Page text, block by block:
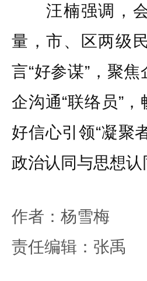
汪楠强调，会
量，市、区两级
言“好参谋”，聚
企沟通“联络员”
好信心引领“凝聚
政治认同与思想认
作者：杨雪梅
责任编辑：张禹